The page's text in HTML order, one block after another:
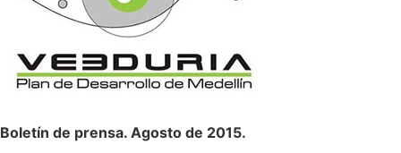
Boletín de prensa. Agosto de 2015.